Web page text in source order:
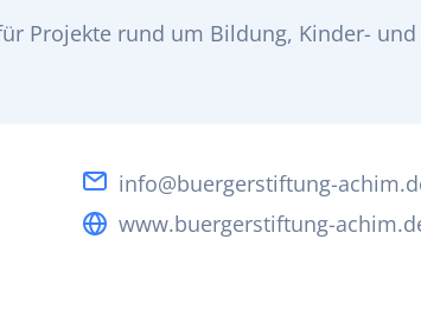
Projekte rund um Bildung, Kinder-
info@buergerstiftung-
www.buergerstiftung-